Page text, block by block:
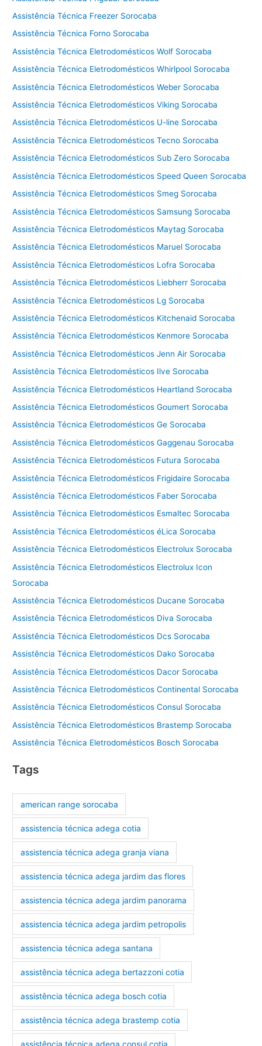
Assistência Técnica Freezer Sorocaba
Assistência Técnica Forno Sorocaba
Assistência Técnica Eletrodomésticos Wolf Sorocaba
Assistência Técnica Eletrodomésticos Whirlpool Sorocaba
Assistência Técnica Eletrodomésticos Weber Sorocaba
Assistência Técnica Eletrodomésticos Viking Sorocaba
Assistência Técnica Eletrodomésticos U-line Sorocaba
Assistência Técnica Eletrodomésticos Tecno Sorocaba
Assistência Técnica Eletrodomésticos Sub Zero Sorocaba
Assistência Técnica Eletrodomésticos Speed Queen Sorocaba
Assistência Técnica Eletrodomésticos Smeg Sorocaba
Assistência Técnica Eletrodomésticos Samsung Sorocaba
Assistência Técnica Eletrodomésticos Maytag Sorocaba
Assistência Técnica Eletrodomésticos Maruel Sorocaba
Assistência Técnica Eletrodomésticos Lofra Sorocaba
Assistência Técnica Eletrodomésticos Liebherr Sorocaba
Assistência Técnica Eletrodomésticos Lg Sorocaba
Assistência Técnica Eletrodomésticos Kitchenaid Sorocaba
Assistência Técnica Eletrodomésticos Kenmore Sorocaba
Assistência Técnica Eletrodomésticos Jenn Air Sorocaba
Assistência Técnica Eletrodomésticos Ilve Sorocaba
Assistência Técnica Eletrodomésticos Heartland Sorocaba
Assistência Técnica Eletrodomésticos Goumert Sorocaba
Assistência Técnica Eletrodomésticos Ge Sorocaba
Assistência Técnica Eletrodomésticos Gaggenau Sorocaba
Assistência Técnica Eletrodomésticos Futura Sorocaba
Assistência Técnica Eletrodomésticos Frigidaire Sorocaba
Assistência Técnica Eletrodomésticos Faber Sorocaba
Assistência Técnica Eletrodomésticos Esmaltec Sorocaba
Assistência Técnica Eletrodomésticos éLica Sorocaba
Assistência Técnica Eletrodomésticos Electrolux Sorocaba
Assistência Técnica Eletrodomésticos Electrolux Icon
Sorocaba
Assistência Técnica Eletrodomésticos Ducane Sorocaba
Assistência Técnica Eletrodomésticos Diva Sorocaba
Assistência Técnica Eletrodomésticos Dcs Sorocaba
Assistência Técnica Eletrodomésticos Dako Sorocaba
Assistência Técnica Eletrodomésticos Dacor Sorocaba
Assistência Técnica Eletrodomésticos Continental Sorocaba
Assistência Técnica Eletrodomésticos Consul Sorocaba
Assistência Técnica Eletrodomésticos Brastemp Sorocaba
Assistência Técnica Eletrodomésticos Bosch Sorocaba
Tags
american range sorocaba
assistencia técnica adega cotia
assistencia técnica adega granja viana
assistencia técnica adega jardim das flores
assistencia técnica adega jardim panorama
assistencia técnica adega jardim petropolis
assistencia técnica adega santana
assistência técnica adega bertazzoni cotia
assistência técnica adega bosch cotia
assistência técnica adega brastemp cotia
assistência técnica adega consul cotia